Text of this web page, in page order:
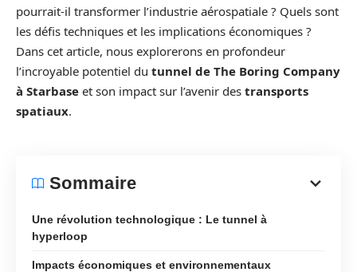
pourrait-il transformer l’industrie aérospatiale ? Quels sont
les défis techniques et les implications économiques ?
Dans cet article, nous explorerons en profondeur
l’incroyable potentiel du tunnel de The Boring Company
à Starbase et son impact sur l’avenir des transports
spatiaux.
Sommaire
Une révolution technologique : Le tunnel à
hyperloop
Impacts économiques et environnementaux